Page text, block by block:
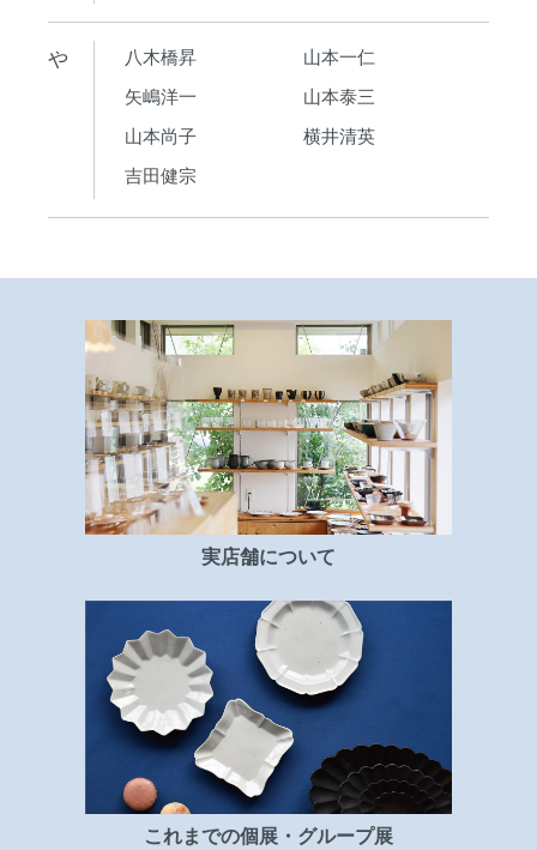
や 八木橋昇
山本一仁
矢嶋洋一
山本泰三
山本尚子
横井清英
吉田健宗
実店舗について
これまでの個展・グループ展